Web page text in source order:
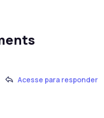
Acesse para responder